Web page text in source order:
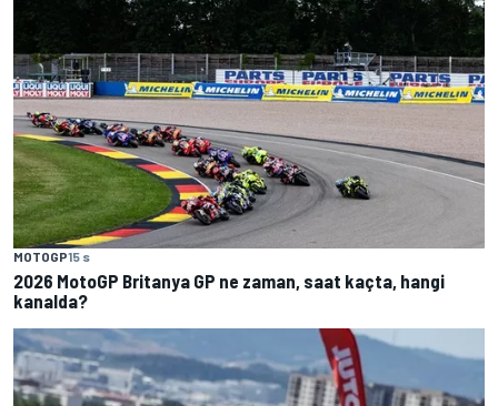
MOTOGP15 s
2026 MotoGP Britanya GP ne zaman, saat kaçta, hangi
kanalda?